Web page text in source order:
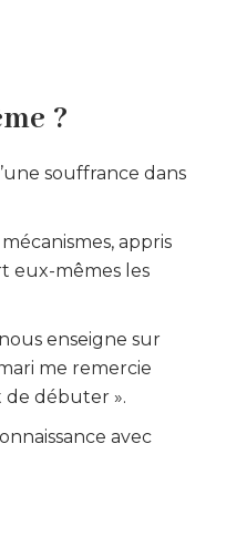
?
souffrance dans
appris
eux-mêmes les
enseigne sur
me remercie
de débuter ».
avec